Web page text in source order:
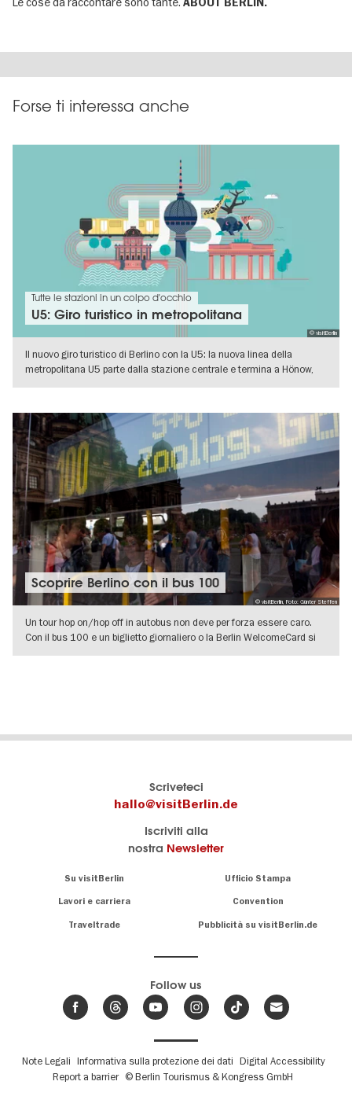
ABOUT BERLIN.
Forse ti interessa anche
© visitBerlin
Tutte le stazioni in un colpo d'occhio
U5: Giro turistico in metropolitana
Il nuovo giro turistico di Berlino con la U5: la nuova linea della
metropolitana U5 parte dalla stazione centrale e termina a Hönow,
© visitBerlin, Foto: Günter Steffen
Scoprire Berlino con il bus 100
Un tour hop on/hop off in autobus non deve per forza essere caro.
Con il bus 100 e un biglietto giornaliero o la Berlin WelcomeCard si
Scriveteci
hallo@visitBerlin.de
Iscriviti alla
nostra Newsletter
Su visitBerlin Ufficio Stampa
Lavori e carriera Convention
Traveltrade Pubblicità su visitBerlin.de
Berlino e siamo
lì per te.
offerte di
viaggio,
Abbiamo un
calendario
su
Berlino
Follow us
Fußbereichsmenü
Note Legali Informativa sulla protezione dei dati Digital Accessibility
Report a barrier © Berlin Tourismus & Kongress GmbH